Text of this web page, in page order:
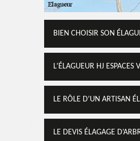
BIEN CHOISIR SON
L’ÉLAGUEUR HJ
LE RÔLE D’UN ARTISAN
LE DEVIS ÉLAGAGE